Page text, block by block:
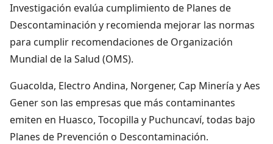
Investigación evalúa cumplimiento de Planes de
Descontaminación y recomienda mejorar las normas
para cumplir recomendaciones de Organización
Mundial de la Salud (OMS).
Guacolda, Electro Andina, Norgener, Cap Minería y Aes
Gener son las empresas que más contaminantes
emiten en Huasco, Tocopilla y Puchuncaví, todas bajo
Planes de Prevención o Descontaminación.